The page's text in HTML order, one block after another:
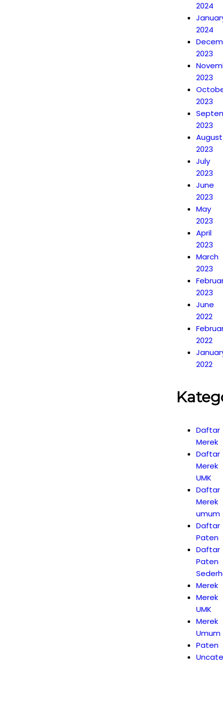
2024
2024
2023
2023
2023
2023
August
2023
July
2023
June
2023
May
2023
April
2023
March
2023
2023
June
2022
2022
2022
Daftar
Merek
Daftar
Merek
UMK
Daftar
Merek
umum
Daftar
Paten
Daftar
Paten
Merek
Merek
UMK
Merek
Umum
Paten